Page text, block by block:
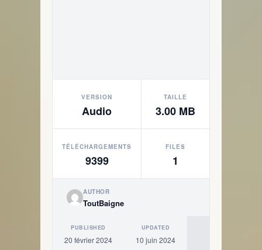
VERSION
Audio
TAILLE
3.00 MB
TÉLÉCHARGEMENTS
9399
FILES
1
AUTHOR
ToutBaigne
PUBLISHED
20 février 2024
UPDATED
10 juin 2024